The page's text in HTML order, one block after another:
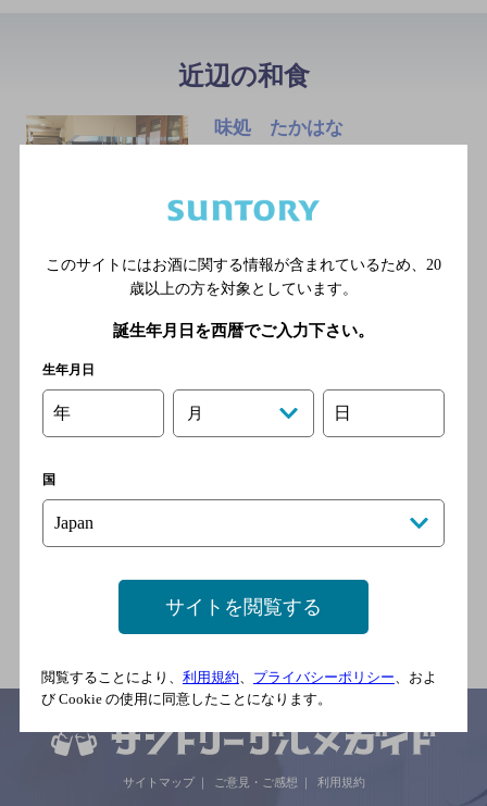
近辺の和食
味処 たかはな
5分／身延線 甲府駅南口よ
そば旬菜 奥京
ＪＲ中央線甲府駅より徒歩5
串丸二丁目の角
央本線 甲府駅
サイトマップ ご意見・ご感想 利用規約
このサイトにはお酒に関する情報が含まれているため、 20
歳以上の方を対象としています。
誕生年月日を西暦でご入力下さい。
生年月日
年 月 日
国
サイトを閲覧する
閲覧することにより、 利用規約、 プライバシーポリシー、およ
び Cookie の使用に同意したことになります。